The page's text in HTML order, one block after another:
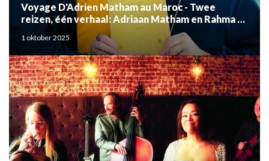
Voyage D'Adrien Matham au Maroc - Twee
reizen, één verhaal: Adriaan Matham en Rahma el
Mouden
1 oktober 2025